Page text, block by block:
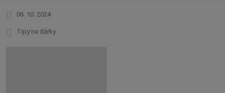
06. 10. 2024
Tipy na dárky